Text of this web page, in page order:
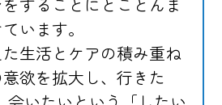
の魅力
ャレンジ 国家資格の介
る
護支援専門員へのジョ
います。
生活とケアの積み重ね
欲を拡大し、行きた